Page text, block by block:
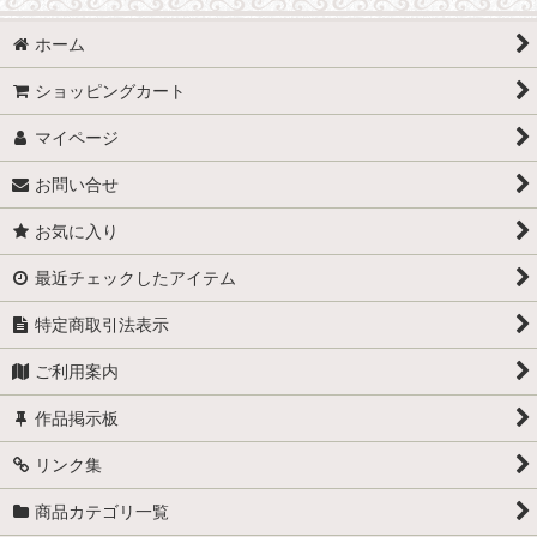
ホーム
ショッピングカート
マイページ
お問い合せ
お気に入り
最近チェックしたアイテム
特定商取引法表示
ご利用案内
作品掲示板
リンク集
商品カテゴリ一覧